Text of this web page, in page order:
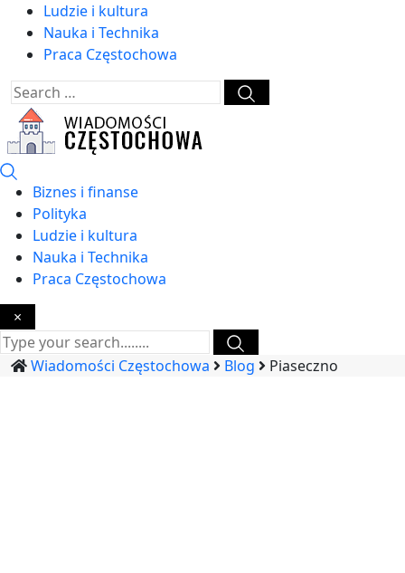
Ludzie i kultura
Nauka i Technika
Praca Częstochowa
Biznes i finanse
Polityka
Ludzie i kultura
Nauka i Technika
Praca Częstochowa
×
Wiadomości Częstochowa Blog Piaseczno